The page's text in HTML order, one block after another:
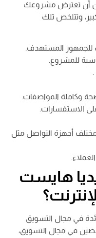
أن تعترض مشروعك
وتتلخص تلك
للجمهور المستهدف.
للمشروع.
وكاملة المواصفات.
الاستفسارات.
مختلف أجهزة التواصل مثل
هايست
في مجال التسويق
في مجال التسويق،